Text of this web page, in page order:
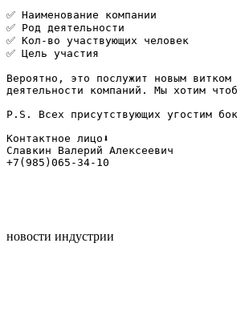
✅ Наименование компании
✅ Род деятельности
✅ Кол-во участвующих человек
✅ Цель участия
Вероятно, это послужит новым
деятельности компаний. Мы хотим
P.S. Всех присутствующих угостим
Контактное лицо⬇️
Славкин Валерий Алексеевич
+7(985)065-34-10
новости индустрии